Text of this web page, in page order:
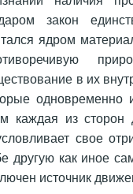
закон
ядром
в их
одновременно
каждая из сторон
свое
другую как иное
источник